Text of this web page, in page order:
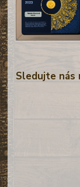
Sledujte nás